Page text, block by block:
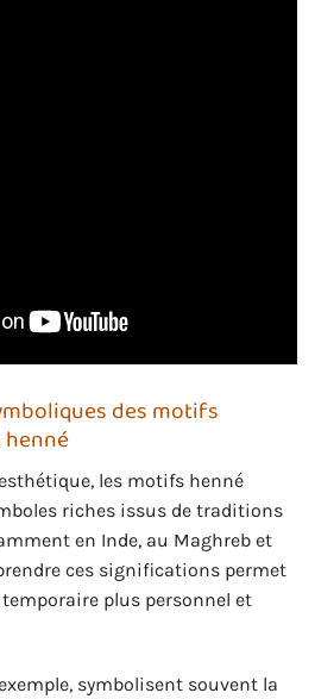
des motifs
henné
les motifs henné
riches issus de traditions
en Inde, au Maghreb et
ces significations permet
plus personnel et
symbolisent souvent la